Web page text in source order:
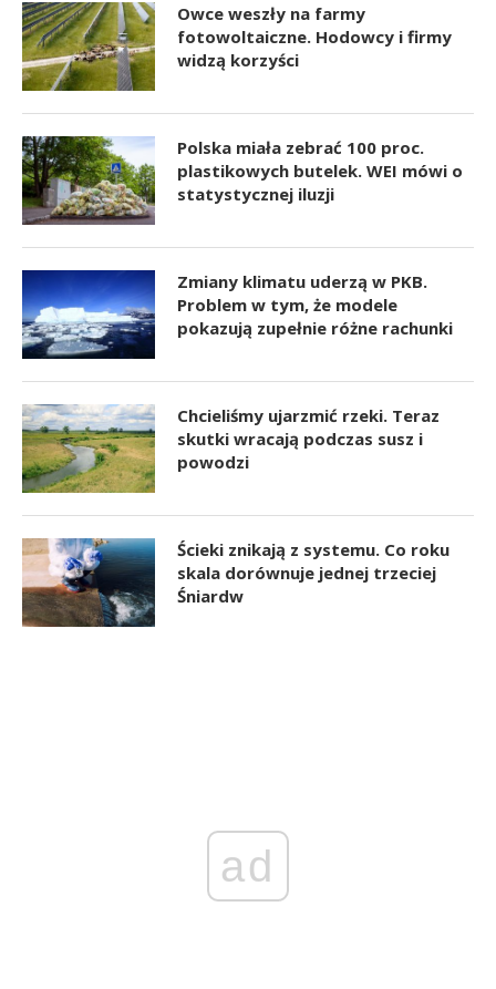
Owce weszły na farmy
fotowoltaiczne. Hodowcy i firmy
widzą korzyści
Polska miała zebrać 100 proc.
plastikowych butelek. WEI mówi o
statystycznej iluzji
Zmiany klimatu uderzą w PKB.
Problem w tym, że modele
pokazują zupełnie różne rachunki
Chcieliśmy ujarzmić rzeki. Teraz
skutki wracają podczas susz i
powodzi
Ścieki znikają z systemu. Co roku
skala dorównuje jednej trzeciej
Śniardw
ad